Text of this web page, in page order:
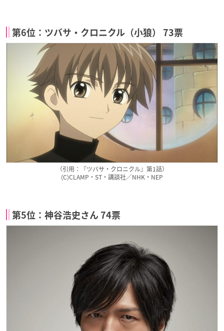
第6位：ツバサ・クロニクル（小狼） 73票
（引用：『ツバサ・クロニクル』第1話）
(C)CLAMP・ST・講談社／NHK・NEP
第5位：神谷浩史さん 74票